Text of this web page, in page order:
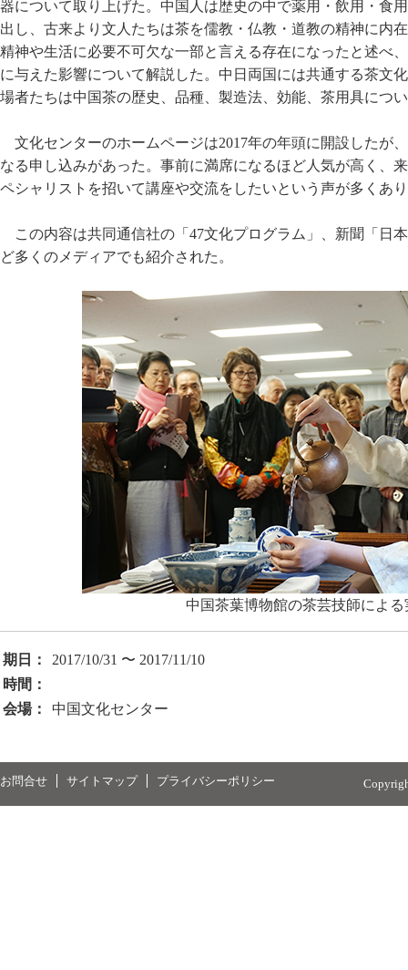
器について取り上げた。中国人は歴史の中で薬用・飲用・食
出し、古来より文人たちは茶を儒教・仏教・道教の精神に内
精神や生活に必要不可欠な一部と言える存在になったと述べ
に与えた影響について解説した。中日両国には共通する茶文
場者たちは中国茶の歴史、品種、製造法、効能、茶用具につ
文化センターのホームページは2017年の年頭に開設したが
なる申し込みがあった。事前に満席になるほど人気が高く、
ペシャリストを招いて講座や交流をしたいという声が多くあ
この内容は共同通信社の「47文化プログラム」、新聞「日
ど多くのメディアでも紹介された。
中国茶葉博物館の茶芸技師による
期日：
2017/10/31 〜 2017/11/10
時間：
会場：
中国文化センター
お問合せ サイトマップ プライバシーポリシー